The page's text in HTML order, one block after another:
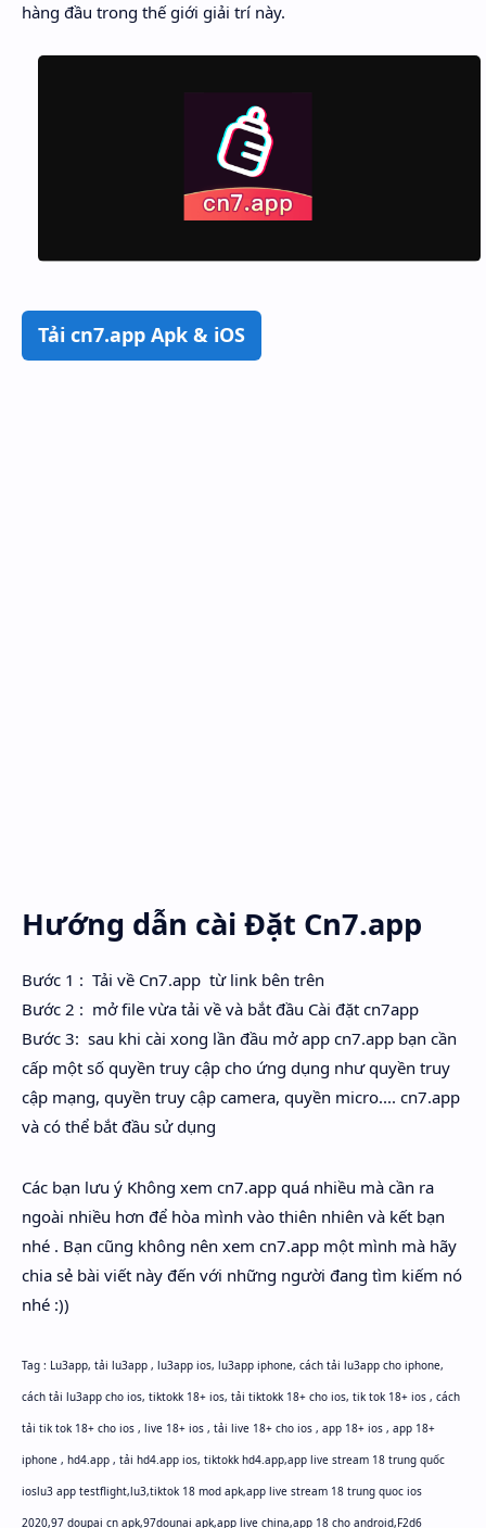
hàng đầu trong thế giới giải trí này.
Tải cn7.app Apk & iOS
Hướng dẫn cài Đặt Cn7.app
Bước 1 : Tải về Cn7.app từ link bên trên
Bước 2 : mở file vừa tải về và bắt đầu Cài đặt cn7app
Bước 3: sau khi cài xong lần đầu mở app cn7.app bạn cần
cấp một số quyền truy cập cho ứng dụng như quyền truy
cập mạng, quyền truy cập camera, quyền micro.... cn7.app
và có thể bắt đầu sử dụng
Các bạn lưu ý Không xem cn7.app quá nhiều mà cần ra
ngoài nhiều hơn để hòa mình vào thiên nhiên và kết bạn
nhé . Bạn cũng không nên xem cn7.app một mình mà hãy
chia sẻ bài viết này đến với những người đang tìm kiếm nó
nhé :))
Tag : Lu3app, tải lu3app , lu3app ios, lu3app iphone, cách tải lu3app cho iphone,
cách tải lu3app cho ios, tiktokk 18+ ios, tải tiktokk 18+ cho ios, tik tok 18+ ios , cách
tải tik tok 18+ cho ios , live 18+ ios , tải live 18+ cho ios , app 18+ ios , app 18+
iphone , hd4.app , tải hd4.app ios, tiktokk hd4.app,app live stream 18 trung quốc
ioslu3 app testflight,lu3,tiktok 18 mod apk,app live stream 18 trung quoc ios
2020,97 doupai cn apk,97dounai apk,app live china,app 18 cho android,F2d6